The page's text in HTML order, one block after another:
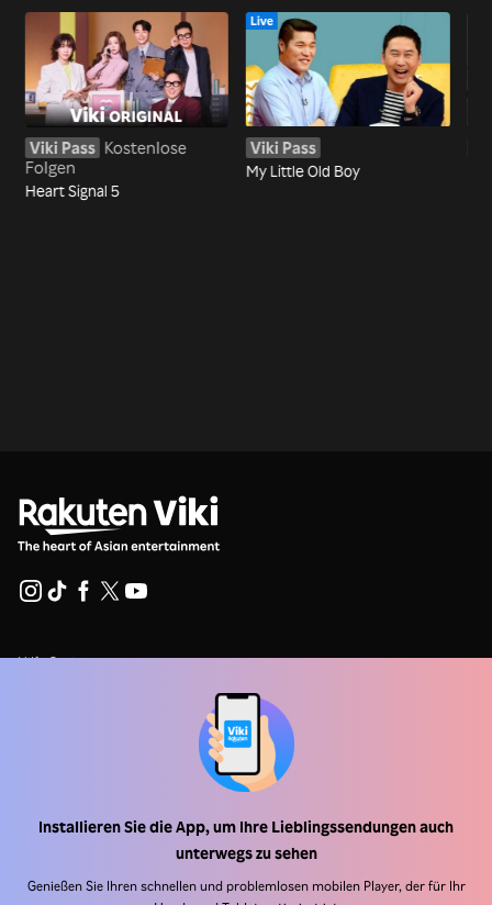
Installieren Sie die App, um Ihre Lieblingssendungen auch
unterwegs zu sehen
Genießen Sie Ihren schnellen und problemlosen mobilen Player, der für Ihr
Viki Pass Kostenlose
Folgen
Heart Signal 5
Live
Viki Pass
My Little Old Boy
Hilfe Center
Pressezentrum
Nutzungsbedingungen